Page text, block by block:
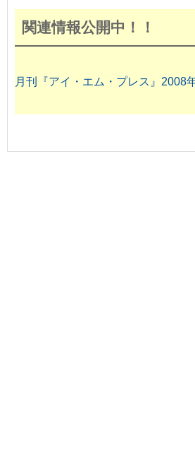
関連情報公開中！！
月刊『アイ・エム・プレス』2008